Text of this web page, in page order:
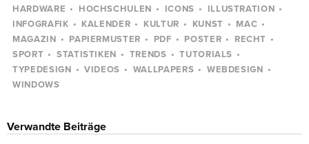
HARDWARE
HOCHSCHULEN ICONS
ILLUSTRATION
INFOGRAFIK
KALENDER KULTUR KUNST
MAC
MAGAZIN
PAPIERMUSTER PDF POSTER
RECHT
SPORT
STATISTIKEN TRENDS
TUTORIALS
TYPEDESIGN
VIDEOS WALLPAPERS
WEBDESIGN
WINDOWS
Verwandte Beiträge